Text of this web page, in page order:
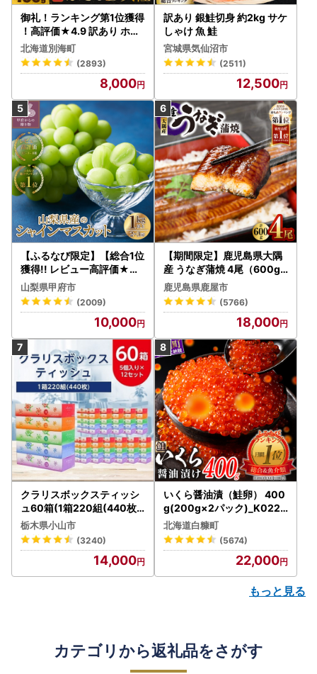
御礼！ランキング第1位獲得
！高評価★4.9 訳あり ホタ
テ 400g（ほたて 帆立 貝柱
冷凍 ）
北海道別海町
(2893)
8,000
訳あり 銀鮭切身 約2kg サケ
しゃけ 魚 鮭
宮城県気仙沼市
(2511)
12,500
【ふるなび限定】【総合1位
獲得!! レビュー高評価★】
〈2026年度配送分〉山梨
県産 シャインマスカット 2
～3房（1.0kg以上）シャイ
ン フルーツ FN-Limited-S
P
山梨県甲府市
(2009)
10,000
【期間限定】鹿児島県大隅
産 うなぎ蒲焼 4尾（600g
） KN007-004-04-cp18
うなぎ 鰻 魚 惣菜 総菜
鹿児島県鹿屋市
(5766)
18,000
クラリスボックスティッシ
ュ60箱(1箱220組(440枚))
(5個入り×12セット)【配送
不可地域：離島・沖縄県】
【1256759】
栃木県小山市
(3240)
14,000
いくら醤油漬（鮭卵） 400
g(200g×2パック)_K022-
1676
北海道白糠町
(5674)
22,000
もっと見る
カテゴリから返礼品をさがす